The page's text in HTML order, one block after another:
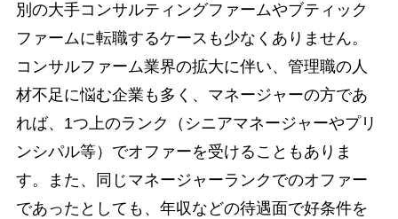
別の大手コンサルティングファームやブティック
ファームに転職するケースも少なくありません。
コンサルファーム業界の拡大に伴い、管理職の人
材不足に悩む企業も多く、マネージャーの方であ
れば、1つ上のランク（シニアマネージャーやプリ
ンシパル等）でオファーを受けることもありま
す。また、同じマネージャーランクでのオファー
であったとしても、年収などの待遇面で好条件を